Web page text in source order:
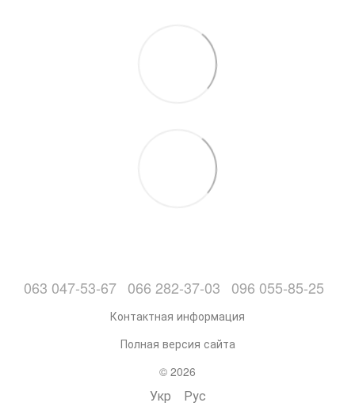
063 047-53-67 066 282-37-03 096 055-85-25
Контактная информация
Полная версия сайта
© 2026
Укр Рус